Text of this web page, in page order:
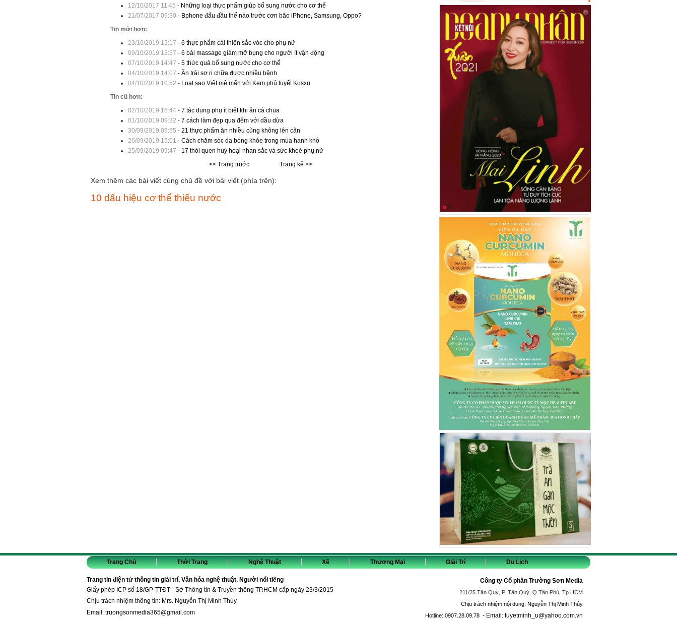
12/10/2017 11:45 - Những loại thực phẩm giúp bổ sung nước cho cơ thể
21/07/2017 09:30 - Bphone đấu đầu thế nào trước cơn bão iPhone, Samsung, Oppo?
Tin mới hơn:
23/10/2019 15:17 - 6 thực phẩm cải thiện sắc vóc cho phụ nữ
09/10/2019 13:57 - 6 bài massage giảm mỡ bụng cho người ít vận động
07/10/2019 14:47 - 5 thức quả bổ sung nước cho cơ thể
04/10/2019 14:07 - Ăn trái sơ ri chữa được nhiều bệnh
04/10/2019 10:52 - Loạt sao Việt mê mẩn với Kem phủ tuyết Kosxu
Tin cũ hơn:
02/10/2019 15:44- 7 tác dụng phụ ít biết khi ăn cà chua
01/10/2019 09:32 - 7 cách làm đẹp qua đêm với dầu dừa
30/09/2019 09:55 - 21 thực phẩm ăn nhiều cũng không lên cân
26/09/2019 15:01 - Cách chăm sóc da bóng khỏe trong mùa hanh khô
25/09/2019 09:47 - 17 thói quen huỷ hoại nhan sắc và sức khoẻ phụ nữ
<< Trang truớc
Trang kế >>
Xem thêm các bài viết cùng chủ đề với bài viết (phía trên):
10 dấu hiệu cơ thể thiếu nước
Trang Chủ Thời Trang Nghệ Thuật Xế Thương Mại Giải Trí Du Lịch
Trang tin điện tử thông tin giải trí, Văn hóa nghệ thuật, Người nổi tiếng
Giấy phép ICP số 18/GP-TTĐT - Sở Thông tin & Truyền thông TP.HCM cấp ngày 23/3/2015
Chịu trách nhiệm thông tin: Mrs. Nguyễn Thị Minh Thúy
Email: truongsonmedia365@gmail.com
Công ty Cổ phần Trường Sơn Media
211/25 Tân Quý, P. Tân Quý, Q.Tân Phú, Tp.HCM
Chịu trách nhiệm nội dung: Nguyễn Thị Minh Thúy
Hotline: 0907.28.09.78 - Email: tuyetminh_u@yahoo.com.vn